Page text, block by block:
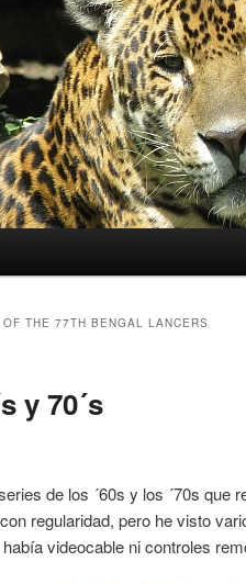
THE 77TH BENGAL LANCERS
y 70´s
de los ´60s y los ´70s que
regularidad, pero he visto
videocable ni controles